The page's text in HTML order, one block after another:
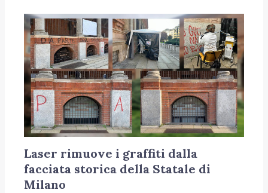
Laser rimuove i graffiti dalla
facciata storica della Statale di
Milano